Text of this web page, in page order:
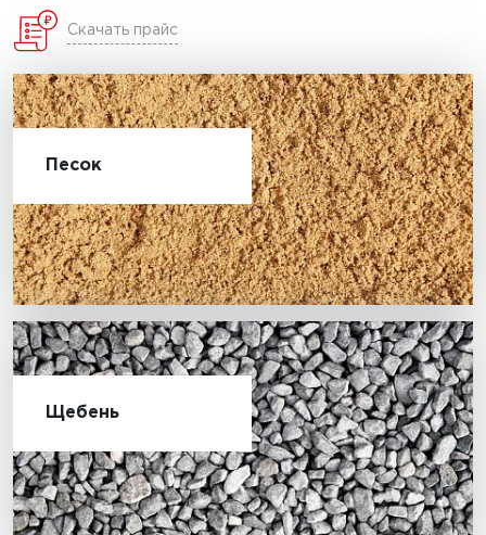
Скачать прайс
Песок
Щебень